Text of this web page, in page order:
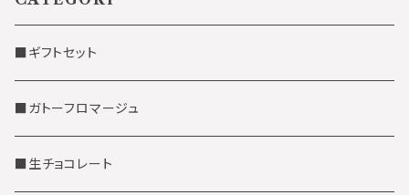
■ギフトセット
■ガトーフロマージュ
■生チョコレート